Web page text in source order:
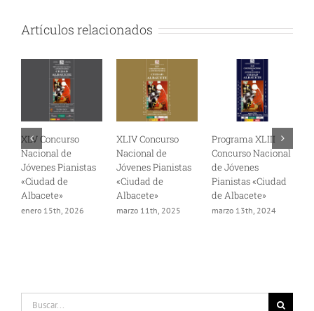
Artículos relacionados
XLV Concurso
Nacional de
Jóvenes Pianistas
«Ciudad de
Albacete»
enero 15th, 2026
XLIV Concurso
Nacional de
Jóvenes Pianistas
«Ciudad de
Albacete»
marzo 11th, 2025
Programa XLIII
Concurso Nacional
de Jóvenes
Pianistas «Ciudad
de Albacete»
marzo 13th, 2024